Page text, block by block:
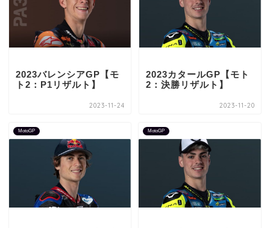
2023バレンシアGP【モ
ト2：P1リザルト】
2023-11-24
2023カタールGP【モト
2：決勝リザルト】
2023-11-20
MotoGP MotoGP